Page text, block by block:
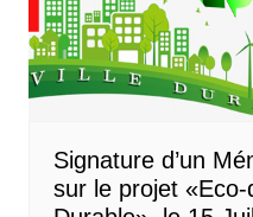
Signature d’un
sur le projet